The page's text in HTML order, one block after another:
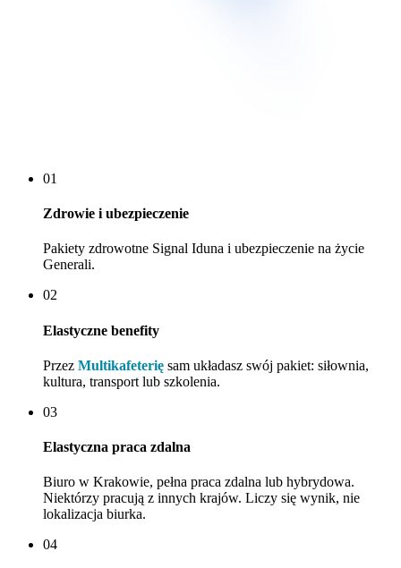
01
Zdrowie i ubezpieczenie
Pakiety zdrowotne Signal Iduna i ubezpieczenie na życie
Generali.
02
Elastyczne benefity
Przez Multikafeterię sam układasz swój pakiet: siłownia,
kultura, transport lub szkolenia.
03
Elastyczna praca zdalna
Biuro w Krakowie, pełna praca zdalna lub hybrydowa.
Niektórzy pracują z innych krajów. Liczy się wynik, nie
lokalizacja biurka.
04